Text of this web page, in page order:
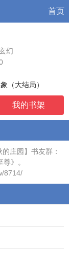
首页
幻
（大结局）
我的书架
庄园】书友群：
》。
8714/